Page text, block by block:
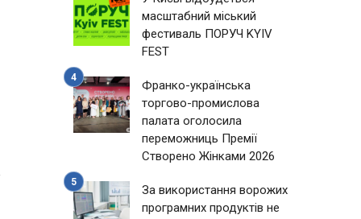
масштабний міський
фестиваль ПОРУЧ KYIV
FEST
Франко-українська
торгово-промислова
палата оголосила
переможниць Премії
Створено Жінками 2026
За використання ворожих
програмних продуктів не